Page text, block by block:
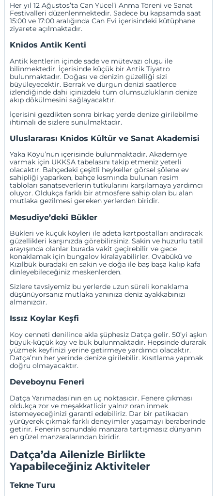
Her yıl 12 Ağustos’ta Can Yücel’i Anma Töreni ve Sanat
Festivalleri düzenlenmektedir. Sadece bu kapsamda saat
15:00 ve 17:00 aralığında Can Evi içerisindeki kütüphane
ziyarete açılmaktadır.
Knidos Antik Kenti
Antik kentlerin içinde sade ve mütevazı oluşu ile
bilinmektedir. İçerisinde küçük bir Antik Tiyatro
bulunmaktadır. Doğası ve denizin güzelliği sizi
büyüleyecektir. Berrak ve durgun denizi saatlerce
izlendiğinde dahi içinizdeki tüm olumsuzlukların denize
akıp dökülmesini sağlayacaktır.
İçerisini gezdikten sonra birkaç yerde denize girilebilme
ihtimali de sizlere sunulmaktadır.
Uluslararası Knidos Kültür ve Sanat Akademisi
Yaka Köyü’nün içerisinde bulunmaktadır. Akademiye
varmak için UKKSA tabelasını takip etmeniz yeterli
olacaktır. Bahçedeki çeşitli heykeller görsel şölene ev
sahipliği yaparken, bahçe kısmında bulunan resim
tabloları sanatseverlerin tutkularını karşılamaya yardımcı
oluyor. Oldukça farklı bir atmosfere sahip olan bu alan
mutlaka gezilmesi gereken yerlerden biridir.
Mesudiye’deki Bükler
Bükleri ve küçük köyleri ile adeta kartpostalları andıracak
güzellikleri karşınızda görebilirsiniz. Sakin ve huzurlu tatil
arayışında olanlar burada vakit geçirebilir ve gece
konaklamak için bungalov kiralayabilirler. Ovabükü ve
Kızılbük buradaki en sakin ve doğa ile baş başa kalıp kafa
dinleyebileceğiniz meskenlerden.
Sizlere tavsiyemiz bu yerlerde uzun süreli konaklama
düşünüyorsanız mutlaka yanınıza deniz ayakkabınızı
almanızdır.
Issız Koylar Keşfi
Koy cenneti denilince akla şüphesiz Datça gelir. 50’yi aşkın
büyük-küçük koy ve bük bulunmaktadır. Hepsinde durarak
yüzmek keyfinizi yerine getirmeye yardımcı olacaktır.
Datça’nın her yerinde denize girilebilir. Kısıtlama yapmak
doğru olmayacaktır.
Deveboynu Feneri
Datça Yarımadası’nın en uç noktasıdır. Fenere çıkması
oldukça zor ve meşakkatlidir yalnız oran inmek
istemeyeceğinizi garanti edebiliriz. Dar bir patikadan
yürüyerek çıkmak farklı deneyimler yaşamayı beraberinde
getirir. Fenerin sonundaki manzara tartışmasız dünyanın
en güzel manzaralarından biridir.
Datça’da Ailenizle Birlikte
Yapabileceğiniz Aktiviteler
Tekne Turu